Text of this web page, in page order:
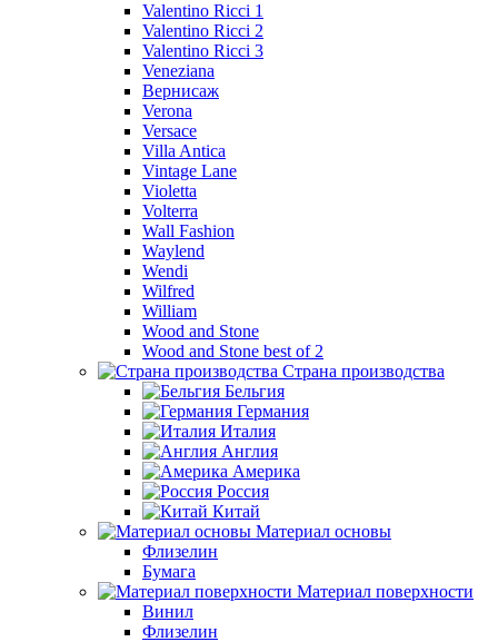
Valentino Ricci 1
Valentino Ricci 2
Valentino Ricci 3
Veneziana
Вернисаж
Verona
Versace
Villa Antica
Vintage Lane
Violetta
Volterra
Wall Fashion
Waylend
Wendi
Wilfred
William
Wood and Stone
Wood and Stone best of 2
Страна производства
Бельгия
Германия
Италия
Англия
Америка
Россия
Китай
Материал основы
Флизелин
Бумага
Материал поверхности
Винил
Флизелин